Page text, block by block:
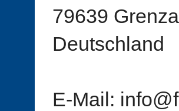
79639
Deutschland
E-Mail: